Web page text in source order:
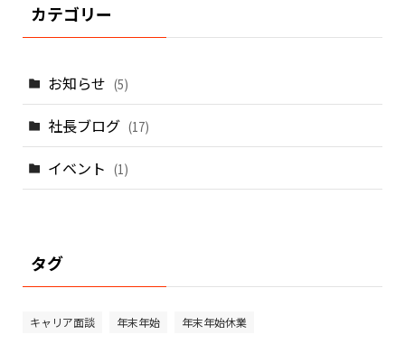
カテゴリー
お知らせ (5)
社長ブログ (17)
イベント (1)
タグ
キャリア面談 年末年始 年末年始休業